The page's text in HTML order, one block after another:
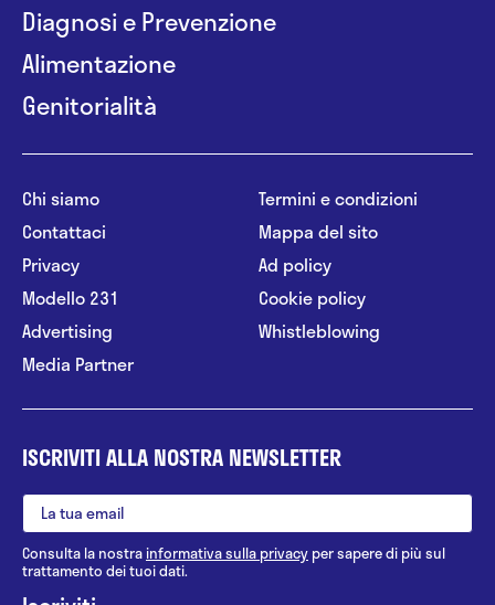
Diagnosi e Prevenzione
Alimentazione
Genitorialità
Chi siamo
Contattaci
Privacy
Modello 231
Advertising
Media Partner
Termini e condizioni
Mappa del sito
Ad policy
Cookie policy
Whistleblowing
ISCRIVITI ALLA NOSTRA NEWSLETTER
Consulta la nostrainformativa sulla privacy per sapere di più sul
trattamento dei tuoi dati.